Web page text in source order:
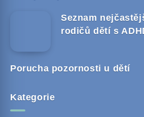
Seznam
rodičů dětí s
Porucha pozornosti u dětí
Kategorie